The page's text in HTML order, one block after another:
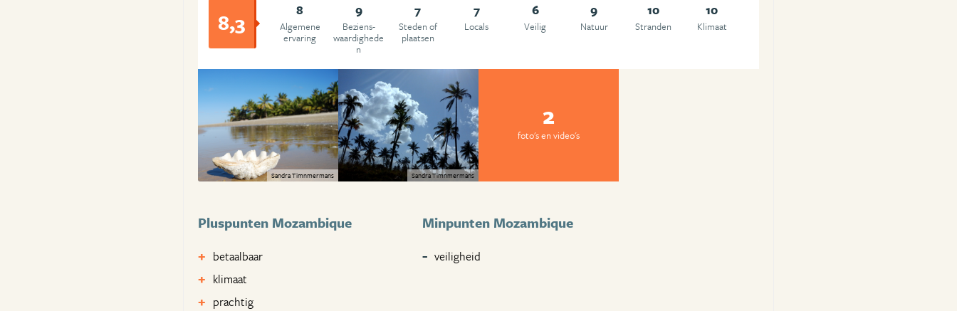
8,3 8
Algemene
ervaring
9
Beziens­
waardighede
n
7
Steden of
plaatsen
7
Locals
6
Veilig
9
Natuur
10
Stranden
10
Klimaat
Sandra Timnmermans Sandra Timnmermans
2
foto's en video's
Pluspunten Mozambique
betaalbaar
klimaat
prachtig
Minpunten Mozambique
veiligheid